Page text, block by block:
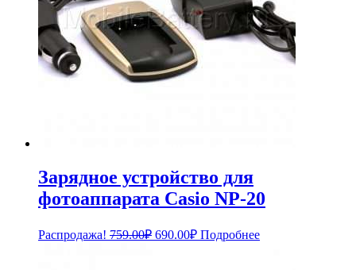
Зарядное устройство для
фотоаппарата Casio NP-20
Распродажа! 759.00₽ Первоначальная
690.00₽Текущая
цена:
Подробнее